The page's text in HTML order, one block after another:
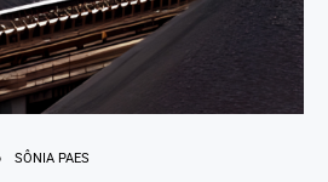
SÔNIA PAES